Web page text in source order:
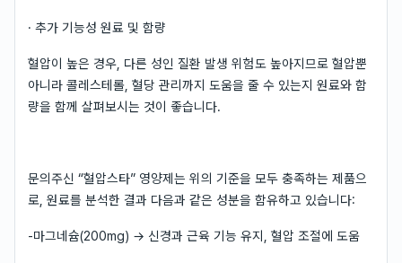
· 추가 기능성 원료 및 함량
혈압이 높은 경우, 다른 성인 질환 발생 위험도 높아지므로 혈압뿐
아니라 콜레스테롤, 혈당 관리까지 도움을 줄 수 있는지 원료와 함
량을 함께 살펴보시는 것이 좋습니다.
문의주신 “혈압스타” 영양제는 위의 기준을 모두 충족하는 제품으
로, 원료를 분석한 결과 다음과 같은 성분을 함유하고 있습니다:
-마그네슘(200mg) → 신경과 근육 기능 유지, 혈압 조절에 도움